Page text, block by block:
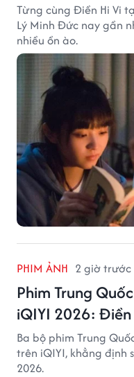
Từng cùng Điền Hi Vi
Lý Minh Đức nay gần
nhiều ồn ào.
PHIM ẢNH 2 giờ trước
Phim Trung
iQIYI 2026: Điền
Ba bộ phim Trung
trên iQIYI, khẳng định
2026.